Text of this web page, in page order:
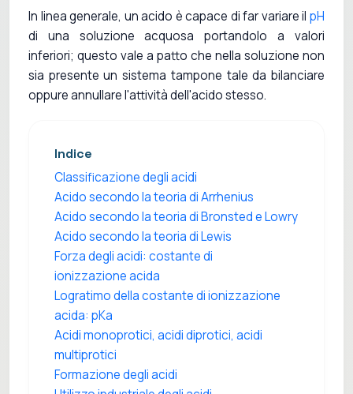
In linea generale, un acido è capace di far variare il pH
di una soluzione acquosa portandolo a valori
inferiori; questo vale a patto che nella soluzione non
sia presente un sistema tampone tale da bilanciare
oppure annullare l'attività dell'acido stesso.
Indice
Classificazione degli acidi
Acido secondo la teoria di Arrhenius
Acido secondo la teoria di Bronsted e Lowry
Acido secondo la teoria di Lewis
Forza degli acidi: costante di
ionizzazione acida
Logratimo della costante di ionizzazione
acida: pKa
Acidi monoprotici, acidi diprotici, acidi
multiprotici
Formazione degli acidi